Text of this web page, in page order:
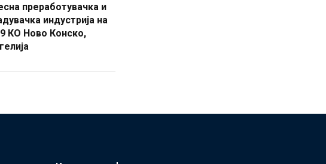
преработувачка и
индустрија на
КО Ново Конско,